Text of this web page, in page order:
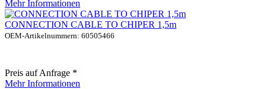
Mehr Informationen
CONNECTION CABLE TO CHIPER 1,5m
OEM-Artikelnummern: 60505466
Preis auf Anfrage *
Mehr Informationen